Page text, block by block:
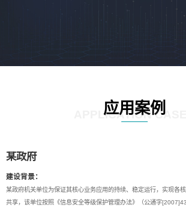
应用案例
APPLICATION
某政府
建设背景：
某政府机关单位为保证其核心业务应用的持续、稳定运行，实现各
共享，该单位按照《信息安全等级保护管理办法》（公通字